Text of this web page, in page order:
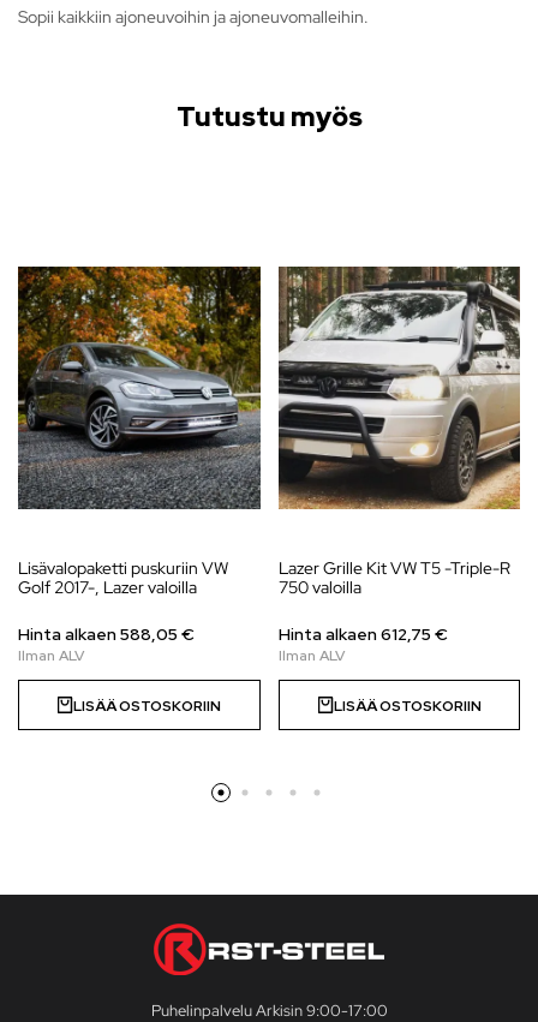
Sopii kaikkiin ajoneuvoihin ja ajoneuvomalleihin.
Tutustu myös
Lisävalopaketti puskuriin VW
Golf 2017-, Lazer valoilla
Hinta alkaen588,05 €
LISÄÄ OSTOSKORIIN
Lazer Grille Kit VW T5 -Triple-R
750 valoilla
Hinta alkaen612,75 €
LISÄÄ OSTOSKORIIN
Puhelinpalvelu Arkisin 9:00-17:00